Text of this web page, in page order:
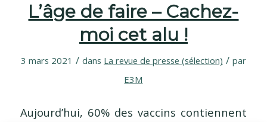
L’âge de faire – Cachez-
moi cet alu !
3 mars 2021 / dans La revue de presse (sélection) / par
E3M
Aujourd’hui, 60% des vaccins contiennent